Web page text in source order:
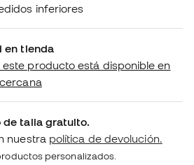
inferiores
en tienda
producto está disponible en
de talla gratuito.
nuestra política de devolución.
personalizados.